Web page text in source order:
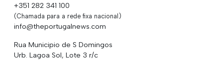
+351 282 341 100
(Chamada para a rede fixa nacional)
info@theportugalnews.com
Rua Municipio de S Domingos
Urb. Lagoa Sol, Lote 3 r/c